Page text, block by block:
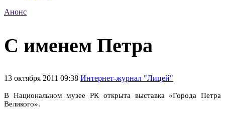
Анонс
С именем Петра
13 октября 2011 09:38 Интернет-журнал "Лицей"
В Национальном музее РК открыта выставка «Города Петра
Великого».